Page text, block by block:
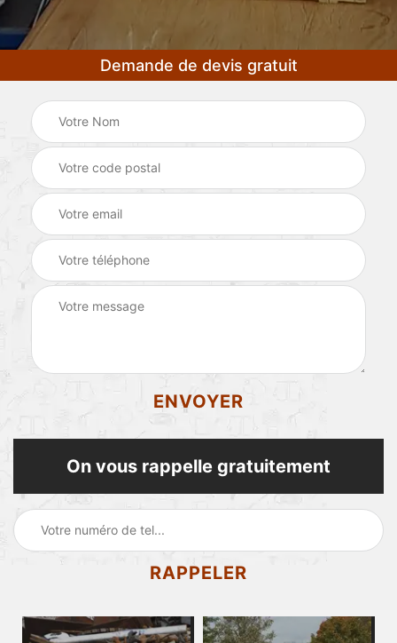
Demande de devis gratuit
On vous rappelle gratuitement